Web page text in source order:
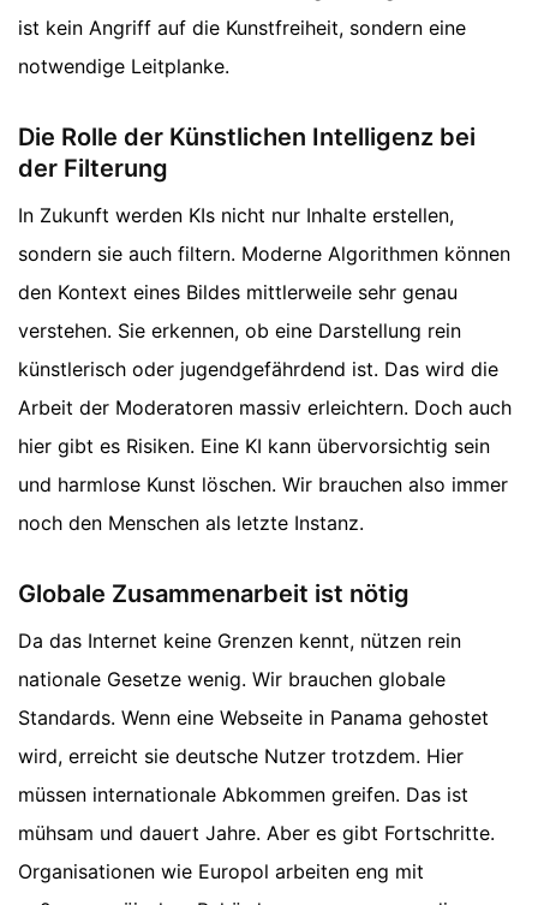
ist kein Angriff auf die Kunstfreiheit, sondern eine
notwendige Leitplanke.
Die Rolle der Künstlichen Intelligenz bei
der Filterung
In Zukunft werden KIs nicht nur Inhalte erstellen,
sondern sie auch filtern. Moderne Algorithmen können
den Kontext eines Bildes mittlerweile sehr genau
verstehen. Sie erkennen, ob eine Darstellung rein
künstlerisch oder jugendgefährdend ist. Das wird die
Arbeit der Moderatoren massiv erleichtern. Doch auch
hier gibt es Risiken. Eine KI kann übervorsichtig sein
und harmlose Kunst löschen. Wir brauchen also immer
noch den Menschen als letzte Instanz.
Globale Zusammenarbeit ist nötig
Da das Internet keine Grenzen kennt, nützen rein
nationale Gesetze wenig. Wir brauchen globale
Standards. Wenn eine Webseite in Panama gehostet
wird, erreicht sie deutsche Nutzer trotzdem. Hier
müssen internationale Abkommen greifen. Das ist
mühsam und dauert Jahre. Aber es gibt Fortschritte.
Organisationen wie Europol arbeiten eng mit